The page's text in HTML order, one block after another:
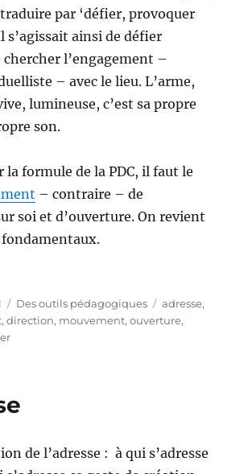
par ‘défier, provoquer
s’agissait ainsi de défier
chercher l’engagement –
– avec le lieu. L’arme,
lumineuse, c’est sa propre
son.
la formule de la PDC, il faut le
– contraire – de
soi et d’ouverture. On revient
Catégories
Des outils pédagogiques Étiquettes
adresse,
,direction, mouvement,ouverture,
de l’adresse : à qui s’adresse